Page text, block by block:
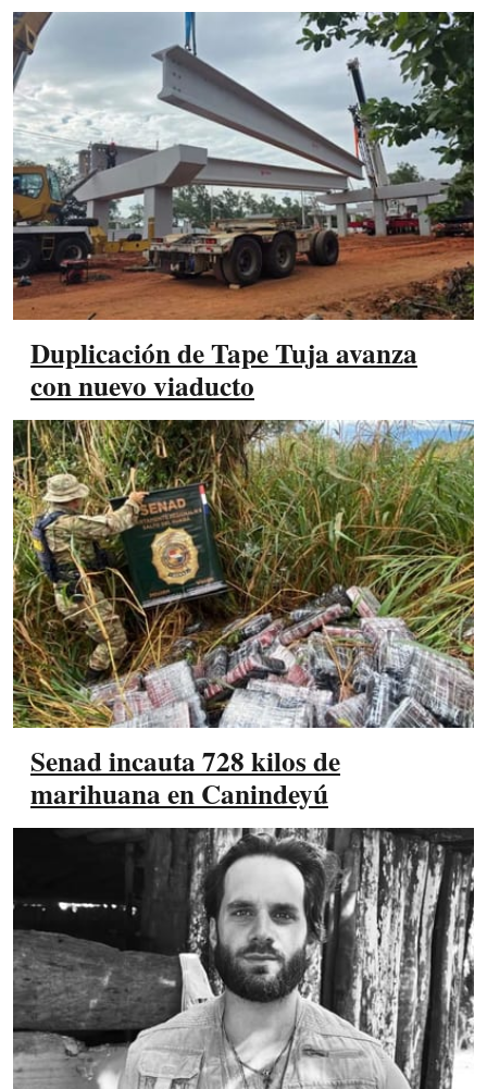
Duplicación de Tape Tuja avanza
con nuevo viaducto
Senad incauta 728 kilos de
marihuana en Canindeyú